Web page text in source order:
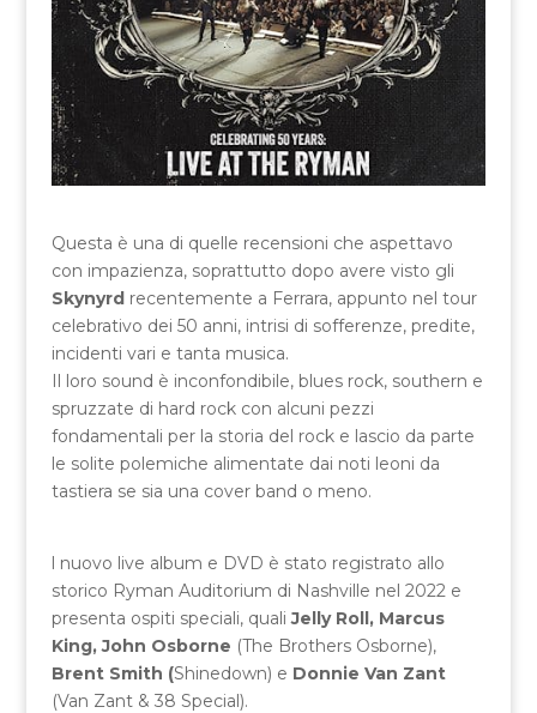
Questa è una di quelle recensioni che aspettavo
con impazienza, soprattutto dopo avere visto gli
Skynyrdrecentemente a Ferrara, appunto nel tour
celebrativo dei 50 anni, intrisi di sofferenze, predite,
incidenti vari e tanta musica.
Il loro sound è inconfondibile, blues rock, southern e
spruzzate di hard rock con alcuni pezzi
fondamentali per la storia del rock e lascio da parte
le solite polemiche alimentate dai noti leoni da
tastiera se sia una cover band o meno.
l nuovo live album e DVD è stato registrato allo
storico Ryman Auditorium di Nashville nel 2022 e
presenta ospiti speciali, qualiJelly Roll, Marcus
King, John Osborne (The Brothers Osborne),
Brent Smith (Shinedown) e Donnie Van Zant
(Van Zant & 38 Special).